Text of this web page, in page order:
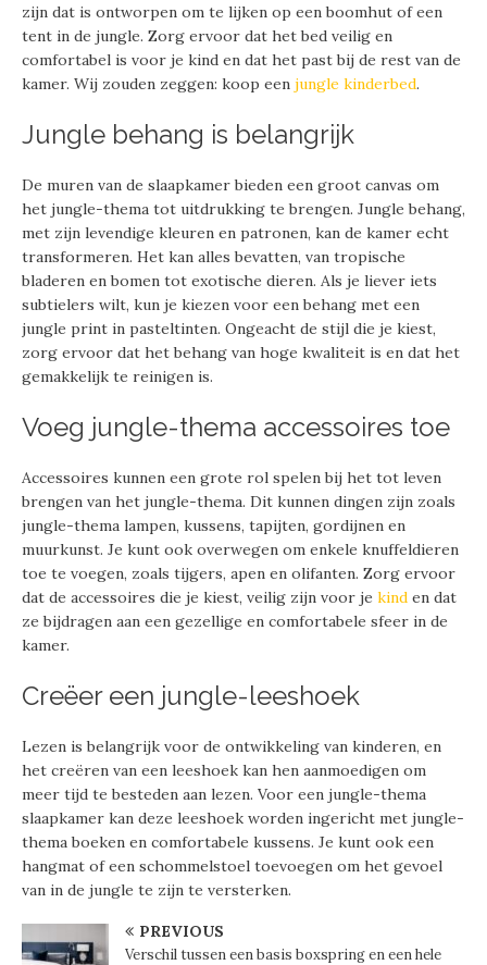
zijn dat is ontworpen om te lijken op een boomhut of een
tent in de jungle. Zorg ervoor dat het bed veilig en
comfortabel is voor je kind en dat het past bij de rest van de
kamer. Wij zouden zeggen: koop een jungle kinderbed.
Jungle behang is belangrijk
De muren van de slaapkamer bieden een groot canvas om
het jungle-thema tot uitdrukking te brengen. Jungle behang,
met zijn levendige kleuren en patronen, kan de kamer echt
transformeren. Het kan alles bevatten, van tropische
bladeren en bomen tot exotische dieren. Als je liever iets
subtielers wilt, kun je kiezen voor een behang met een
jungle print in pasteltinten. Ongeacht de stijl die je kiest,
zorg ervoor dat het behang van hoge kwaliteit is en dat het
gemakkelijk te reinigen is.
Voeg jungle-thema accessoires toe
Accessoires kunnen een grote rol spelen bij het tot leven
brengen van het jungle-thema. Dit kunnen dingen zijn zoals
jungle-thema lampen, kussens, tapijten, gordijnen en
muurkunst. Je kunt ook overwegen om enkele knuffeldieren
toe te voegen, zoals tijgers, apen en olifanten. Zorg ervoor
dat de accessoires die je kiest, veilig zijn voor je kind en dat
ze bijdragen aan een gezellige en comfortabele sfeer in de
kamer.
Creëer een jungle-leeshoek
Lezen is belangrijk voor de ontwikkeling van kinderen, en
het creëren van een leeshoek kan hen aanmoedigen om
meer tijd te besteden aan lezen. Voor een jungle-thema
slaapkamer kan deze leeshoek worden ingericht met jungle-
thema boeken en comfortabele kussens. Je kunt ook een
hangmat of een schommelstoel toevoegen om het gevoel
van in de jungle te zijn te versterken.
PREVIOUS
Verschil tussen een basis boxspring en een hele